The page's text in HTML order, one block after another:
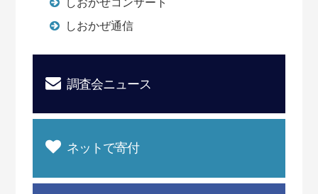
しおかぜコンサート
しおかぜ通信
調査会ニュース
ネットで寄付